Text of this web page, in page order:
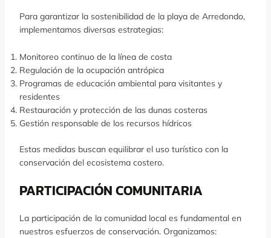
Para garantizar la sostenibilidad de la playa de Arredondo,
implementamos diversas estrategias:
Monitoreo continuo de la línea de costa
Regulación de la ocupación antrópica
Programas de educación ambiental para visitantes y
residentes
Restauración y protección de las dunas costeras
Gestión responsable de los recursos hídricos
Estas medidas buscan equilibrar el uso turístico con la
conservación del ecosistema costero.
PARTICIPACIÓN COMUNITARIA
La participación de la comunidad local es fundamental en
nuestros esfuerzos de conservación. Organizamos: